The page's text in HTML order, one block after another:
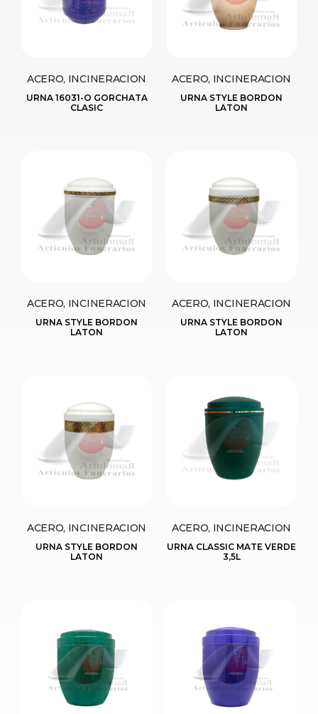
ACERO, INCINERACION
URNA 16031-O GORCHATA
CLASIC
ACERO, INCINERACION
URNA STYLE BORDON
LATON
ACERO, INCINERACION
URNA STYLE BORDON
LATON
ACERO, INCINERACION
URNA STYLE BORDON
LATON
ACERO, INCINERACION
URNA STYLE BORDON
LATON
ACERO, INCINERACION
URNA CLASSIC MATE VERDE
3,5L